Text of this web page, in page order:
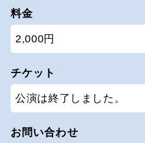
料金
2,000円
チケット
公演は終了しました。
お問い合わせ